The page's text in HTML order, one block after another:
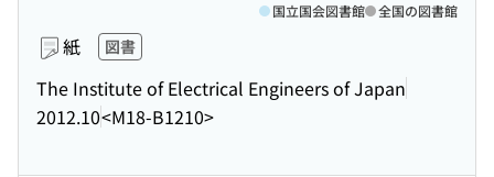
紙 図書
The Institute of Electrical Engineers of Japan
2012.10<M18-B1210>
国立国会図書館 全国の図書館